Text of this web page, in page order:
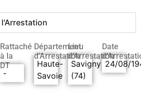
Rattaché
à la
DT
-
Département
d’Arrestation
Haute-
Savoie
Lieu
d’Arrestation
Savigny
(74)
Date
24/08/